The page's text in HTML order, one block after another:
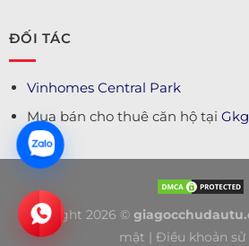
ĐỐI TÁC
Vinhomes Central Park
Mua bán cho thuê căn hộ tại
Copyright 2026 ©
mật | Điều khoản sử